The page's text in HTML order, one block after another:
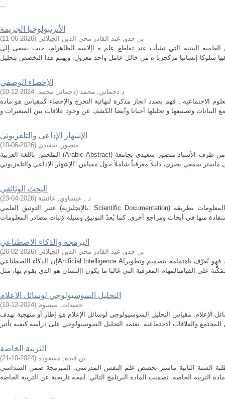
...
الأنرثبولوجيا الجريمة
بن جدو, عبد القادر محي الدين الجيلالي (
2026-06-11
)
العلمية البينية التي نشأت عند تقاطع علم ة اإلاسة الظاهرام، حيث يسعى إلى
الإحصاء الوصفي
د.دحماني, محمد (دحماني محمد,
2024-12-10
)
الاجتماعية , فهم بصدد انجاز مذكرة لنهائية التخرج والإحصاء كمقياس هو مادة
الإشهار الإذاعي والتلفزيوني
منصور, سعيدي (
2026-06-10
)
الملخص باللغة العربية (Arabic Abstract) تقدم هذه المطبوعة البيداغوجية، المعدة من طرف الأستاذ منصور سعيدي بجامعة
البحث الوثائقي
د . عيساوي, عائشة (
2026-04-23
)
عتبر التوثيق العلمي (بالإنجليزية: Scientific Documentation) أحد فروع العلوم التي تهدف إلى حفظ المعلومات بطريقة
البرمجة والذكاء الاصطناعي
بن جدو, عبد القادر محي الدين الجيلالي (
2026-02-26
)
إن الذكاء االصطناعيArtificial Intelligence AIع الحديثةهو أحد أهم الفرو لعلم الحاسوب، فهو يُعرّف باهتمامه بتصميم وتطوير
التحليل السوسيولوجي لوسائل الاعلام
حميدات, ميسوم (
2024-12-10
)
مقياس التحليل السوسيولوجي لوسائل الإعلام هو إطار أو منهجية تهدف
التربية الخاصة
بن قيدة, مسعودة (
2024-10-21
)
السنة الثانية ماستر تخصص علم النفس المدرسي، المبرمجة ضمن السداسي